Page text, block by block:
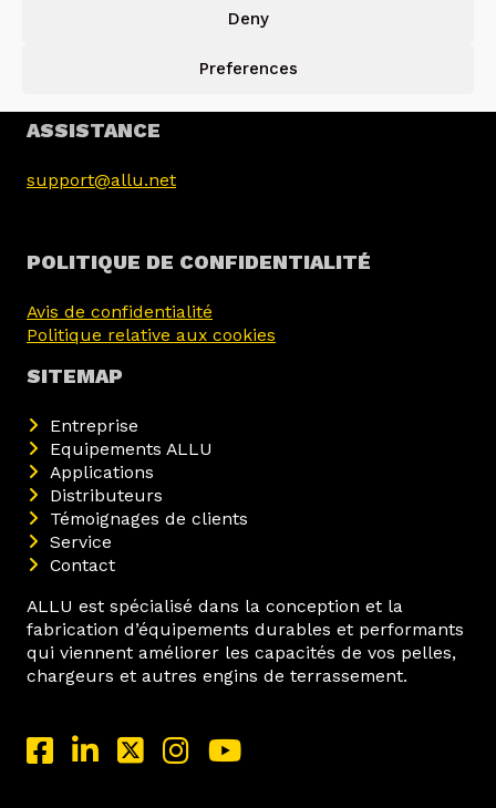
Deny
Preferences
ALLU est spécialisé dans la conception et la
fabrication d’équipements durables et performants
qui viennent améliorer les capacités de vos pelles,
chargeurs et autres engins de terrassement.
ASSISTANCE
support@allu.net
POLITIQUE DE CONFIDENTIALITÉ
Avis de confidentialité
Politique relative aux cookies
SITEMAP
Entreprise
Equipements ALLU
Applications
Distributeurs
Témoignages de clients
Service
Contact